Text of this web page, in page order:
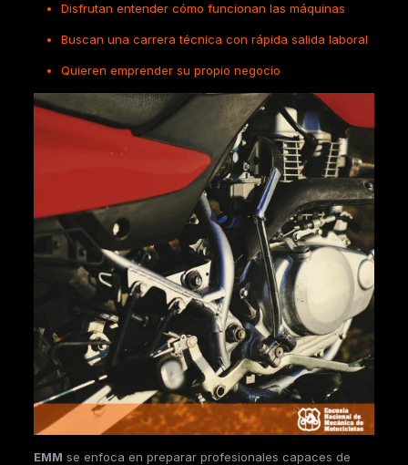
Disfrutan entender cómo funcionan las máquinas
Buscan una carrera técnica con rápida salida laboral
Quieren emprender su propio negocio
EMM se enfoca en preparar profesionales capaces de